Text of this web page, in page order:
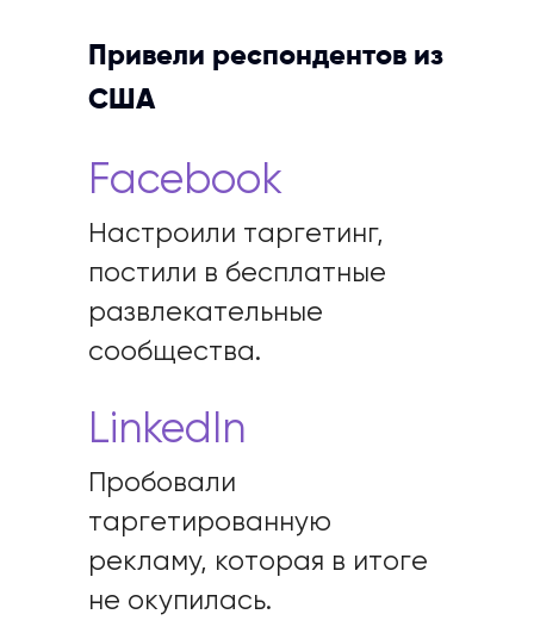
Настроили таргетинг,
постили в бесплатные
развлекательные
сообщества.
Facebook
LinkedIn
Пробовали
таргетированную
рекламу, которая в итоге
не окупилась.
Привели респондентов из
США